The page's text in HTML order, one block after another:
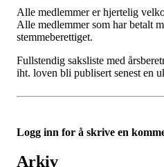
Alle medlemmer er hjertelig
Alle medlemmer som har betalt
stemmeberettiget.
Fullstendig saksliste med
iht. loven bli publisert senest en
Logg inn for å skrive en
Arkiv